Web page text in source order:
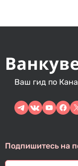
Ваш гид по
Подпишитесь на